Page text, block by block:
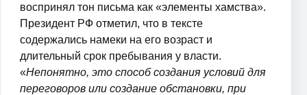
воспринял тон письма как «элементы хамства».
Президент РФ отметил, что в тексте
содержались намеки на его возраст и
длительный срок пребывания у власти.
«Непонятно, это способ создания условий для
переговоров или создание обстановки, при